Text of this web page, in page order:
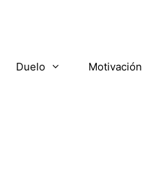
Duelo Motivación